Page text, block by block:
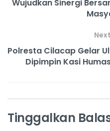
Wujudkan Sinergi
Polresta Cilacap Gelar
Dipimpin Kasi
Tinggalkan